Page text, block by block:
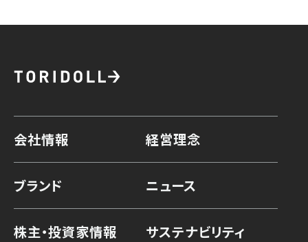
会社情報 経営理念
ブランド ニュース
株主・投資家情報 サステナビリティ